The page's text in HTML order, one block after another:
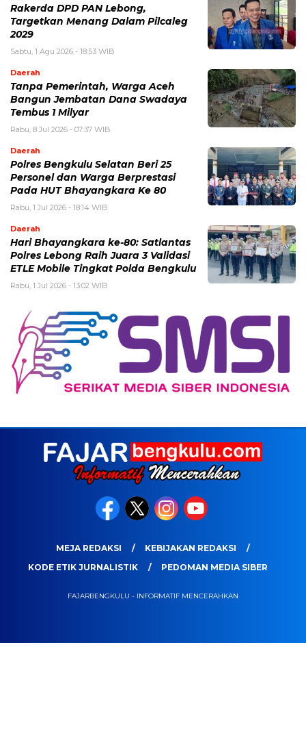
Rakerda DPD PAN Lebong,
Targetkan Menang Dalam Pilcaleg
2029
Sabtu, 1 Agu 2026 - 18:53 WIB
Daerah
Tanpa Pemerintah, Warga Aceh
Bangun Jembatan Dana Swadaya
Tembus 1 Milyar
Rabu, 8 Jul 2026 - 07:37 WIB
Daerah
Polres Bengkulu Selatan Beri 25
Personel dan Warga Berprestasi
Pada HUT Bhayangkara Ke 80
Rabu, 1 Jul 2026 - 18:14 WIB
Daerah
Hari Bhayangkara ke-80: Satlantas
Polres Lebong Raih Juara 3 Validasi
ETLE Mobile Tingkat Polda Bengkulu
Rabu, 1 Jul 2026 - 13:02 WIB
MEJA REDAKSI
KEBIJAKAN REDAKSI
KODE ETIK JURNALISTIK
PEDOMAN MEDIA SIBER
FAJARBENGKULU - INFORMATIF MENCERAHKAN